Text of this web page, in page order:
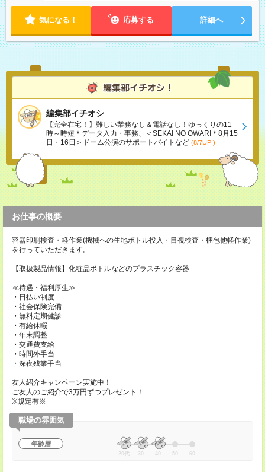
気になる！ 応募する 詳細へ
編集部イチオシ
【完全在宅！】難しい業務なし＆電話なし！ゆっくりの11
時～時短＊データ入力・事務、＜SEKAI NO OWARI＊8月15
日・16日＞ドーム公演のサポートバイトなど (8/7UP!)
お仕事の概要
容器印刷検査・軽作業(機械への生地ボトル投入・目視検査・梱包他軽作業)
を行っていただきます。
【取扱製品情報】化粧品ボトルなどのプラスチック容器
≪待遇・福利厚生≫
・日払い制度
・社会保険完備
・無料定期健診
・有給休暇
・年末調整
・交通費支給
・時間外手当
・深夜残業手当
友人紹介キャンペーン実施中！
ご友人のご紹介で3万円ずつプレゼント！
※規定有※
職場の雰囲気
年齢層
20代 30 40 50 60